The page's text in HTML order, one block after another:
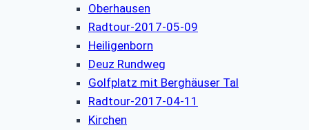
Oberhausen
Radtour-2017-05-09
Heiligenborn
Deuz Rundweg
Golfplatz mit Berghäuser Tal
Radtour-2017-04-11
Kirchen